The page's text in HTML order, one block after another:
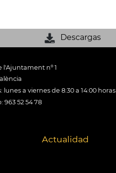
Descargas
l'Ajuntament nº 1
lunes a viernes de 8:30 a 14:00 horas
963 52 54 78
Actualidad